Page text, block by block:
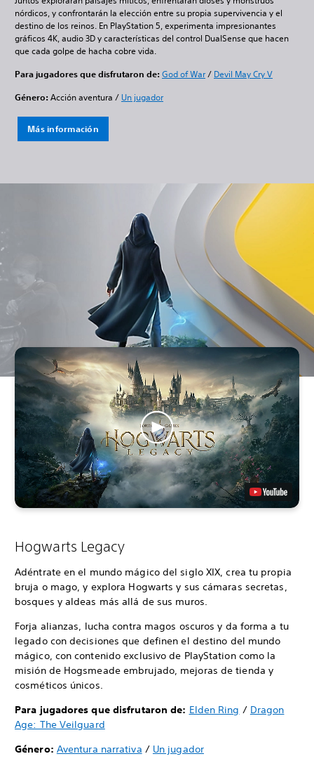
nórdicos, y confrontarán la elección entre su propia supervivencia y el
destino de los reinos. En PlayStation 5, experimenta impresionantes
gráficos 4K, audio 3D y características del control DualSense que hacen
que cada golpe de hacha cobre vida.
Para jugadores que disfrutaron de: God of War/ Devil May Cry V
Género: Acción aventura / Un jugador
Más información
Hogwarts Legacy
Adéntrate en el mundo mágico del siglo XIX, crea tu propia
bruja o mago, y explora Hogwarts y sus cámaras secretas,
bosques y aldeas más allá de sus muros.
Forja alianzas, lucha contra magos oscuros y da forma a tu
legado con decisiones que definen el destino del mundo
mágico, con contenido exclusivo de PlayStation como la
misión de Hogsmeade embrujado, mejoras de tienda y
cosméticos únicos.
Para jugadores que disfrutaron de: Elden Ring / Dragon
Age: The Veilguard
Género: Aventura narrativa / Un jugador